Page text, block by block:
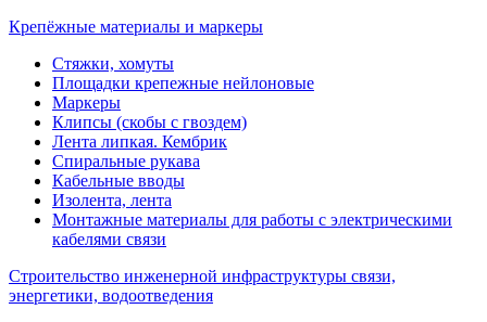
Крепёжные материалы и маркеры
Стяжки, хомуты
Площадки крепежные нейлоновые
Маркеры
Клипсы (скобы с гвоздем)
Лента липкая. Кембрик
Спиральные рукава
Кабельные вводы
Изолента, лента
Монтажные материалы для работы с электрическими
кабелями связи
Строительство инженерной инфраструктуры связи,
энергетики, водоотведения